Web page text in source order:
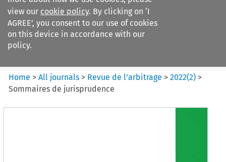
view our cookie policy. By clicking on ‘I
AGREE’, you consent to our use of cookies
on this device in accordance with our
policy.
Revue de
l%E2%80%99arbitrage
Home >All journals > Revue de l’arbitrage >2022(2) >
Sommaires de jurisprudence